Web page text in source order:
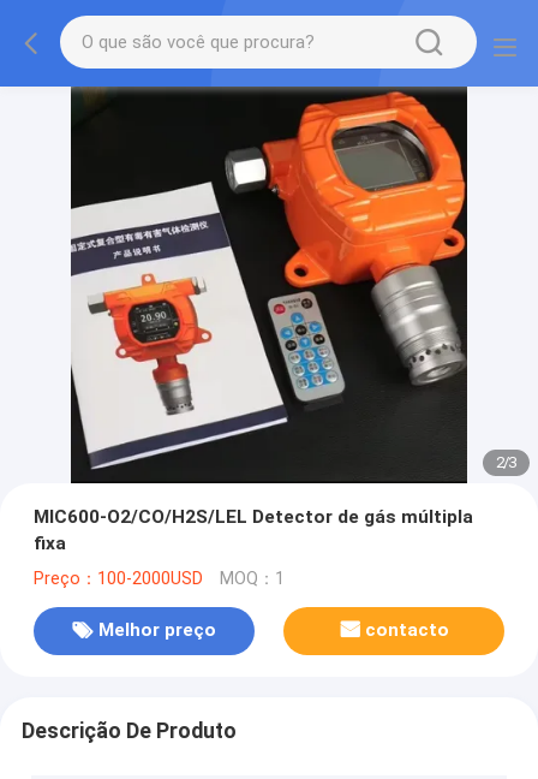
2/3
MIC600-O2/CO/H2S/LEL Detector de gás múltipla
fixa
Preço：100-2000USD MOQ：1
Melhor preço contacto
Descrição De Produto